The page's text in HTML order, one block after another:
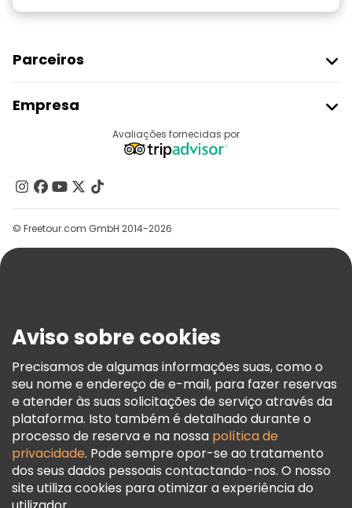
Parceiros
Registo Do Fornecedor
Programa De Afiliados
Empresa
Contacte-Nos
Grupos
Ajuda
Termos E Informações Legais
Política De Cookies
Freetour Prémios
Programa De Fidelidade
Avaliações fornecidas por
© Freetour.com GmbH 2014-2026
Aviso sobre cookies
Precisamos de algumas informações suas, como o
seu nome e endereço de e-mail, para fazer reservas
e atender às suas solicitações de serviço através da
plataforma. Isto também é detalhado durante o
processo de reserva e na nossa política de
privacidade. Pode sempre opor-se ao tratamento
dos seus dados pessoais contactando-nos. O nosso
site utiliza cookies para otimizar a experiência do